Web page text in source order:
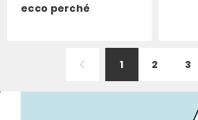
ecco perché
1 2 3